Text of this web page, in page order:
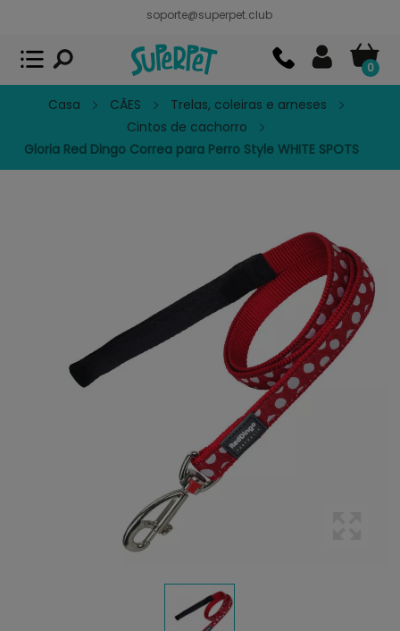
soporte@superpet.club
0
Casa CÃES
Trelas, coleiras e arneses
Cintos de cachorro
Gloria Red Dingo Correa para Perro Style WHITE SPOTS
Superpet, comida para mascotas
APP GRATIS - En Google Play